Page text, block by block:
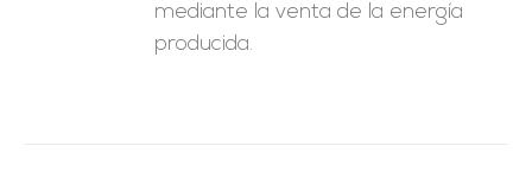
mediante la venta de la energía
producida.